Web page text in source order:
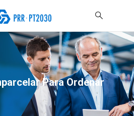
Para Ordenar